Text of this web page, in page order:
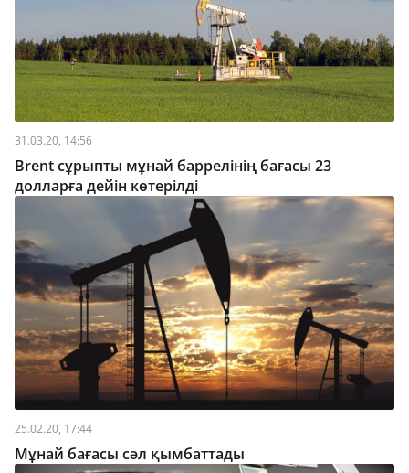
31.03.20, 14:56
Brent сұрыпты мұнай баррелінің бағасы 23
долларға дейін көтерілді
25.02.20, 17:44
Мұнай бағасы сәл қымбаттады